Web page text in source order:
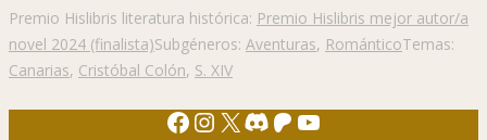
Premio Hislibris literatura histórica: Premio Hislibris mejor autor/a
novel 2024 (finalista)Subgéneros: Aventuras, RománticoTemas:
Canarias, Cristóbal Colón, S. XIV
Facebook
Instagram
X Discord
Patreon
YouTube